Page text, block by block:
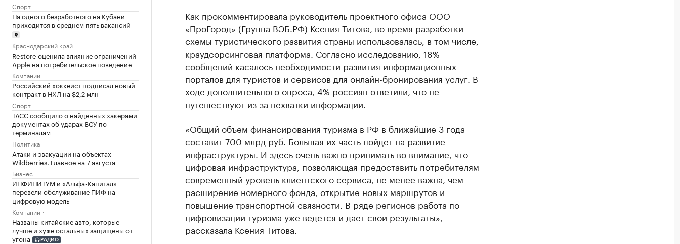
Спорт
На одного безработного на Кубани
приходится в среднем пять вакансий
Краснодарский край
Restore оценила влияние ограничений
Apple на потребительское поведение
Компании
Российский хоккеист подписал новый
контракт в НХЛ на $2,2 млн
Спорт
ТАСС сообщило о найденных хакерами
документах об ударах ВСУ по
терминалам
Политика
Атаки и эвакуации на объектах
Wildberries. Главное на 7 августа
Бизнес
ИНФИНИТУМ и «Альфа-Капитал»
перевели обслуживание ПИФ на
цифровую модель
Компании
Названы китайские авто, которые
лучше и хуже остальных защищены от
угона
РАДИО
Как прокомментировала руководитель проектного офиса ООО
«ПроГород» (Группа ВЭБ.РФ) Ксения Титова, во время разработки
схемы туристического развития страны использовалась, в том числе,
краудсорсинговая платформа. Согласно исследованию, 18%
сообщений касалось необходимости развития информационных
порталов для туристов и сервисов для онлайн-бронирования услуг. В
ходе дополнительного опроса, 4% россиян ответили, что не
путешествуют из-за нехватки информации.
«Общий объем финансирования туризма в РФ в ближайшие 3 года
составит 700 млрд руб. Большая их часть пойдет на развитие
инфраструктуры. И здесь очень важно принимать во внимание, что
цифровая инфраструктура, позволяющая предоставить потребителям
современный уровень клиентского сервиса, не менее важна, чем
расширение номерного фонда, открытие новых маршрутов и
повышение транспортной связности. В ряде регионов работа по
цифровизации туризма уже ведется и дает свои результаты», —
рассказала Ксения Титова.